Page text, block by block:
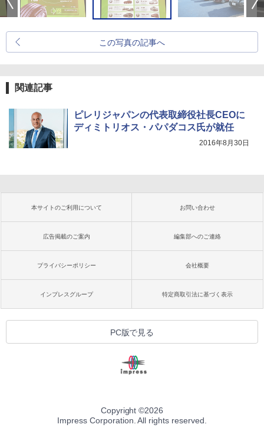
この写真の記事へ
関連記事
ピレリジャパンの代表取締役社長CEOに
ディミトリオス・パパダコス氏が就任
2016年8月30日
本サイトのご利用について お問い合わせ
広告掲載のご案内 編集部へのご連絡
プライバシーポリシー 会社概要
インプレスグループ 特定商取引法に基づく表示
PC版で見る
Copyright ©2026
Impress Corporation. All rights reserved.